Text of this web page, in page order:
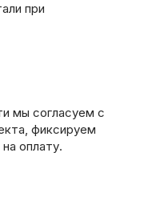
при
мы согласуем с
фиксируем
оплату.